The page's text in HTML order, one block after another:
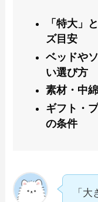
「特大」
ズ目安
ベッドや
い選び方
素材・中
ギフト・
の条件
「